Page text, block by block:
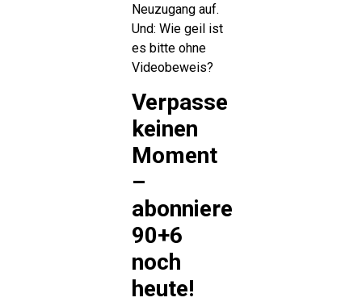
Neuzugang auf.
Und: Wie geil ist
es bitte ohne
Videobeweis?
Verpasse
keinen
Moment
–
abonniere
90+6
noch
heute!